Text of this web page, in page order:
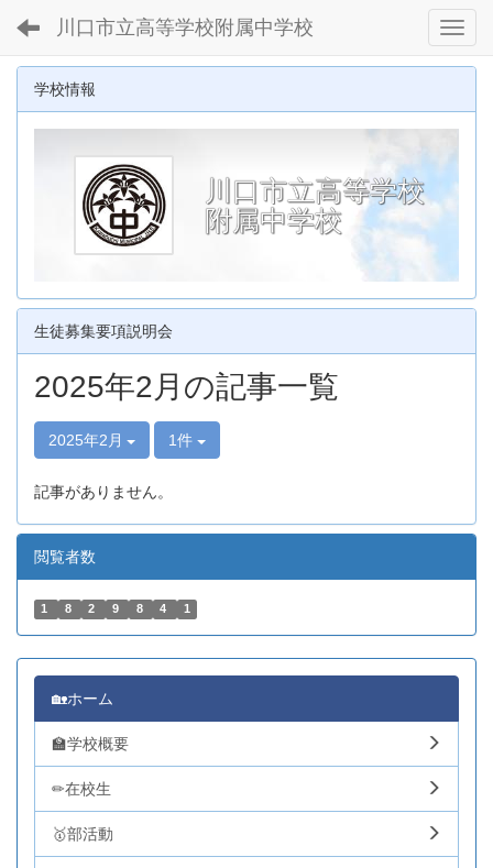
川口市立高等学校附属中学校
学校情報
川口市立高等学校
附属中学校
生徒募集要項説明会
2025年2月の記事一覧
2025年2月 1件
記事がありません。
閲覧者数
1 8 2 9 8 4 1
🏡ホーム
🏫学校概要
✏在校生
🥇部活動